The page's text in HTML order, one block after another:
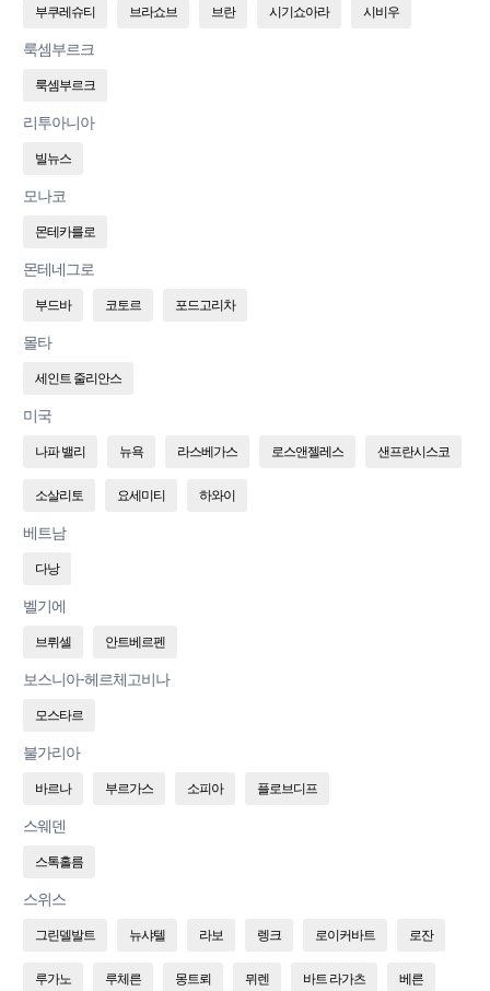
부쿠레슈티 브라쇼브 브란 시기쇼아라 시비우
룩셈부르크
룩셈부르크
리투아니아
빌뉴스
모나코
몬테카를로
몬테네그로
부드바 코토르 포드고리차
몰타
세인트 줄리안스
미국
나파 밸리 뉴욕 라스베가스 로스앤젤레스 샌프란시스코
소살리토 요세미티 하와이
베트남
다낭
벨기에
브뤼셀 안트베르펜
보스니아-헤르체고비나
모스타르
불가리아
바르나 부르가스 소피아 플로브디프
스웨덴
스톡홀름
스위스
그린델발트 뉴샤텔 라보 렝크 로이커바트 로잔
루가노 루체른 몽트뢰 뮈렌 바트 라가츠 베른